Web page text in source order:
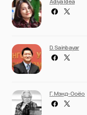
D. Sainbayar
Г. Мэнд-Ооёо